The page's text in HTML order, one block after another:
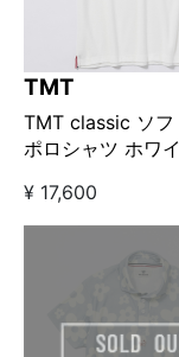
TMT
TMT classic ソフ
ポロシャツ ホワ
¥ 17,600